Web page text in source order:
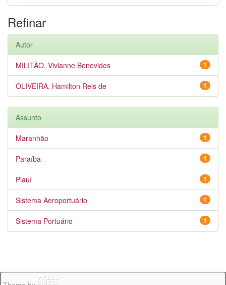
Refinar
Autor
1
MILITÃO, Vivianne Benevides
1
OLIVEIRA, Hamilton Reis de
Assunto
1
Maranhão
1
Paraíba
1
Piauí
1
Sistema Aeroportuário
1
Sistema Portuário